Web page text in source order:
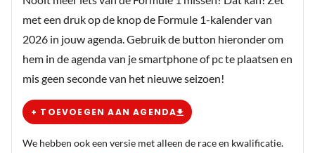
RN.
5 mei 2022 15:18
Weer lekker belangrijk dit
met een druk op de knop de Formule 1-kalender van
2026 in jouw agenda. Gebruik de button hieronder om
hem in de agenda van je smartphone of pc te plaatsen en
mis geen seconde van het nieuwe seizoen!
+ TOEVOEGEN AAN AGENDA
We hebben ook een versie met alleen de race en kwalificatie.